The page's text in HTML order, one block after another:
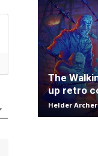
The
up retro
Helder Archer